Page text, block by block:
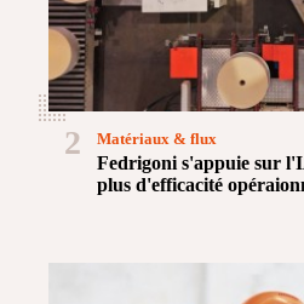
2
Fedrigoni s'appuie sur
plus d'efficacité
Matériaux & flux